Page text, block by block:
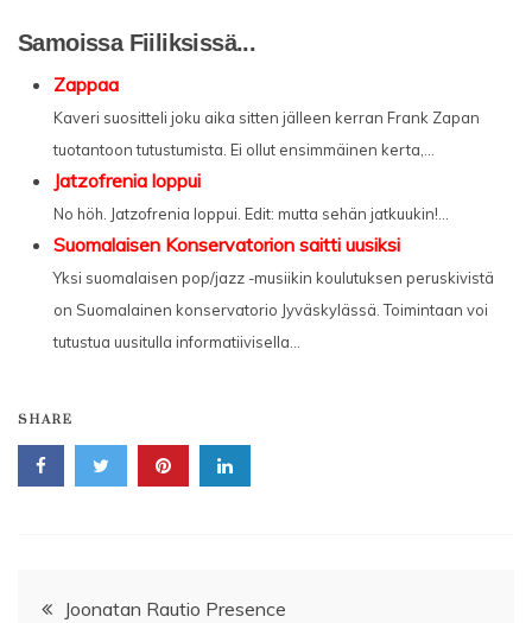
Samoissa Fiiliksissä...
Zappaa
Kaveri suositteli joku aika sitten jälleen kerran Frank Zapan
tuotantoon tutustumista. Ei ollut ensimmäinen kerta,...
Jatzofrenia loppui
No höh. Jatzofrenia loppui. Edit: mutta sehän jatkuukin!...
Suomalaisen Konservatorion saitti uusiksi
Yksi suomalaisen pop/jazz -musiikin koulutuksen peruskivistä
on Suomalainen konservatorio Jyväskylässä. Toimintaan voi
tutustua uusitulla informatiivisella...
SHARE
Artikkelien
Joonatan Rautio Presence